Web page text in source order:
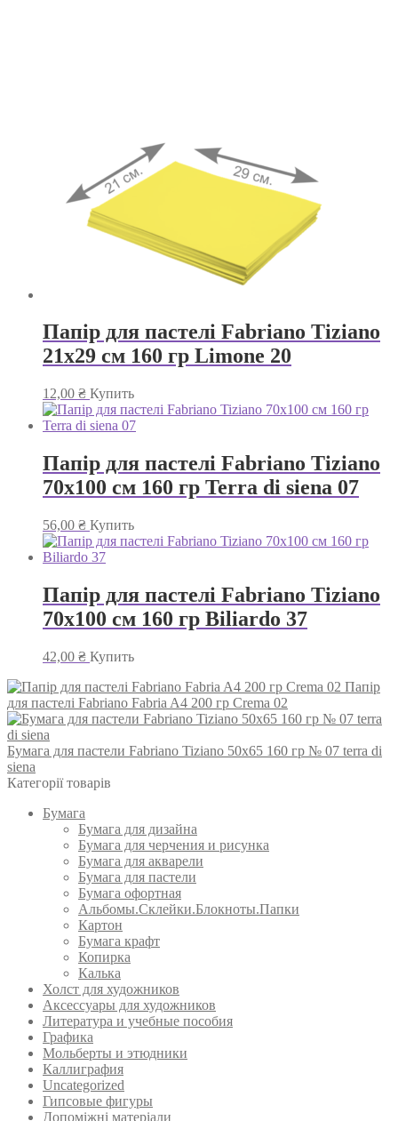
Папір для пастелі Fabriano Tiziano
21х29 см 160 гр Limone 20
12,00 ₴ Купить
Папір для пастелі Fabriano Tiziano
70х100 см 160 гр Terra di siena 07
56,00 ₴ Купить
Папір для пастелі Fabriano Tiziano
70х100 см 160 гр Biliardo 37
42,00 ₴ Купить
Папір
для пастелі Fabriano Fabria A4 200 гр Crema 02
Бумага для пастели Fabriano Tiziano 50х65 160 гр № 07 terra di
siena
Категорії товарів
Бумага
Бумага для дизайна
Бумага для черчения и рисунка
Бумага для акварели
Бумага для пастели
Бумага офортная
Альбомы.Склейки.Блокноты.Папки
Картон
Бумага крафт
Копирка
Калька
Холст для художников
Аксессуары для художников
Литература и учебные пособия
Графика
Мольберты и этюдники
Каллиграфия
Uncategorized
Гипсовые фигуры
Допоміжні матеріали